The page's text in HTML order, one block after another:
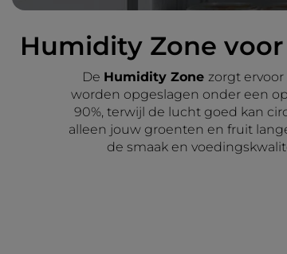
Humidity Zone
De Humidity Zone zorgt
worden opgeslagen onder een
90%, terwijl de lucht goed kan
alleen jouw groenten en fruit
de smaak en